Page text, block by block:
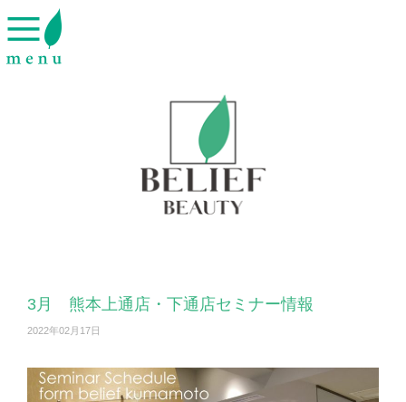
3月 熊本上通店・下通店セミナー情報
2022年02月17日